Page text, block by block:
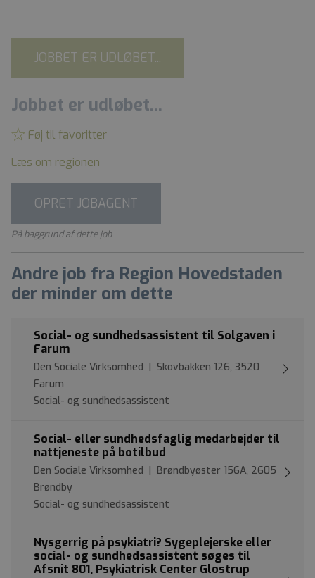
JOBBET ER UDLØBET...
Jobbet er udløbet...
Føj til favoritter
Læs om regionen
OPRET JOBAGENT
På baggrund af dette job
Andre job fra Region Hovedstaden
der minder om dette
Social- og sundhedsassistent til Solgaven i
Farum
Den Sociale Virksomhed | Skovbakken 126, 3520
Farum
Social- og sundhedsassistent
Social- eller sundhedsfaglig medarbejder til
nattjeneste på botilbud
Den Sociale Virksomhed | Brøndbyøster 156A, 2605
Brøndby
Social- og sundhedsassistent
Nysgerrig på psykiatri? Sygeplejerske eller
social- og sundhedsassistent søges til
Afsnit 801, Psykiatrisk Center Glostrup